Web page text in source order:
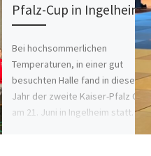
Pfalz-Cup in Ingelheim
Bei hochsommerlichen
Temperaturen, in einer gut
besuchten Halle fand in diesem
Jahr der zweite Kaiser-Pfalz Cup
am 21. Juni in Ingelheim statt. […]